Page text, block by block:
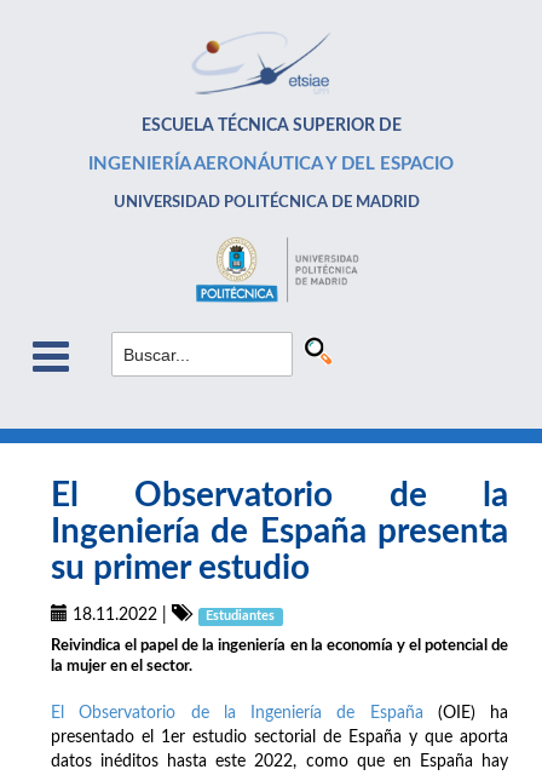
ESCUELA TÉCNICA SUPERIOR DE
INGENIERÍA AERONÁUTICA Y DEL ESPACIO
UNIVERSIDAD POLITÉCNICA DE MADRID
El Observatorio de la
Ingeniería de España presenta
su primer estudio
18.11.2022 Estudiantes
Reivindica el papel de la ingeniería en la economía y el potencial de
la mujer en el sector.
El Observatorio de la Ingeniería de España (OIE) ha
presentado el 1er estudio sectorial de España y que aporta
datos inéditos hasta este 2022, como que en España hay